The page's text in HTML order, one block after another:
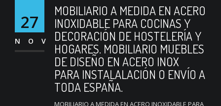
27
NOV
MOBILIARIO A MEDIDA EN ACERO
INOXIDABLE PARA COCINAS Y
DECORACIÓN DE HOSTELERÍA Y
HOGARES. MOBILIARIO MUEBLES
DE DISEÑO EN ACERO INOX
PARA INSTALALACIÓN O ENVÍO A
TODA ESPAÑA.
MOBILIARIO A MEDIDA EN ACERO INOXIDABLE PARA